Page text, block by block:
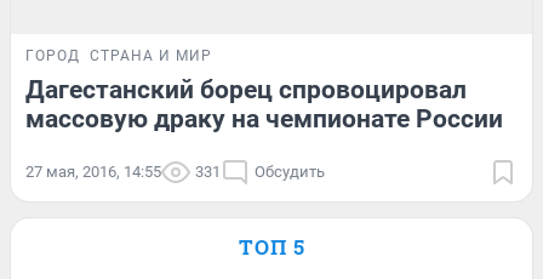
ГОРОД СТРАНА И МИР
Дагестанский борец спровоцировал
массовую драку на чемпионате России
27 мая, 2016, 14:55 331 Обсудить
ТОП 5